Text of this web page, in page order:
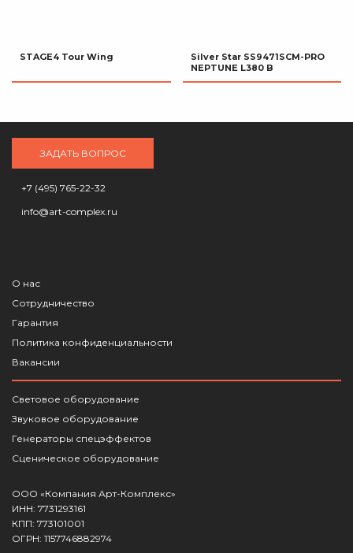
STAGE4 Tour Wing
Silver Star SS9471SCM-PRO
NEPTUNE L380 B
ЗАДАТЬ ВОПРОС
+7 (495) 765-22-32
info@art-complex.ru
О нас
Сотрудничество
Гарантия
Политика конфиденциальности
Вакансии
Световое оборудование
Звуковое оборудование
Генераторы спецэффектов
Сценическое оборудование
ООО «Компания Арт-Комплекс»
ИНН: 7731293161
КПП: 773101001
ОГРН: 1157746882974